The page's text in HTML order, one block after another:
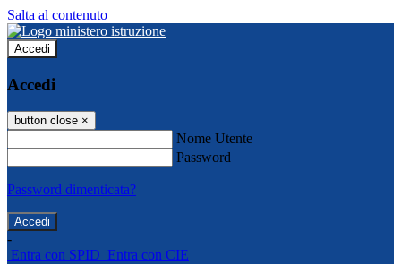
Salta al contenuto
Accedi
Accedi
button close ×
Nome Utente
Password
Password dimenticata?
-
Entra con SPID Entra con CIE